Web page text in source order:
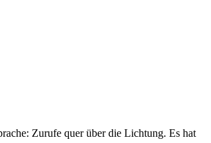
Zurufe quer über die Lichtung. Es hat